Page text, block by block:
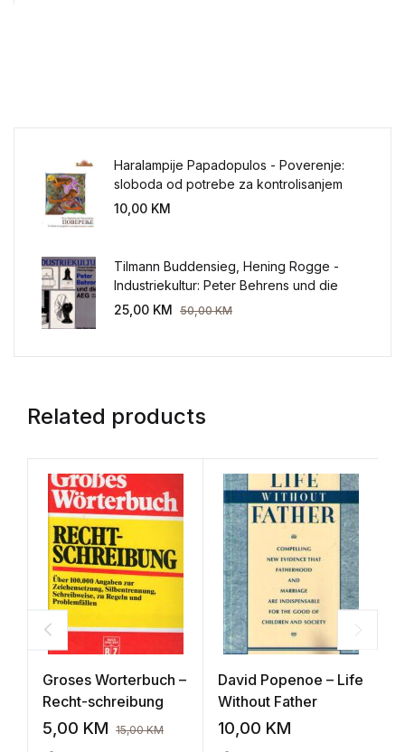
Haralampije Papadopulos - Poverenje:
sloboda od potrebe za kontrolisanjem
sveta
10,00 KM
Tilmann Buddensieg, Hening Rogge -
Industriekultur: Peter Behrens und die
AEG 1907-1914.
25,00 KM 50,00KM
Related products
Groses Worterbuch –
Recht-schreibung
5,00 KM 15,00KM
David Popenoe – Life
Without Father
10,00 KM